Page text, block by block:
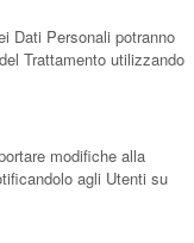
Dati Personali potranno
Trattamento utilizzando
modifiche alla
agli Utenti su